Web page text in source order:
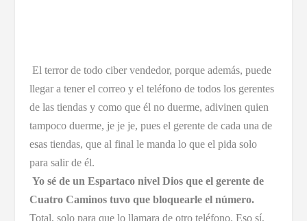
El terror de todo ciber vendedor, porque además, puede
llegar a tener el correo y el teléfono de todos los gerentes
de las tiendas y como que él no duerme, adivinen quien
tampoco duerme, je je je, pues el gerente de cada una de
esas tiendas, que al final le manda lo que el pida solo
para salir de él.
Yo sé de un Espartaco nivel Dios que el gerente de
Cuatro Caminos tuvo que bloquearle el número.
Total, solo para que lo llamara de otro teléfono. Eso sí,